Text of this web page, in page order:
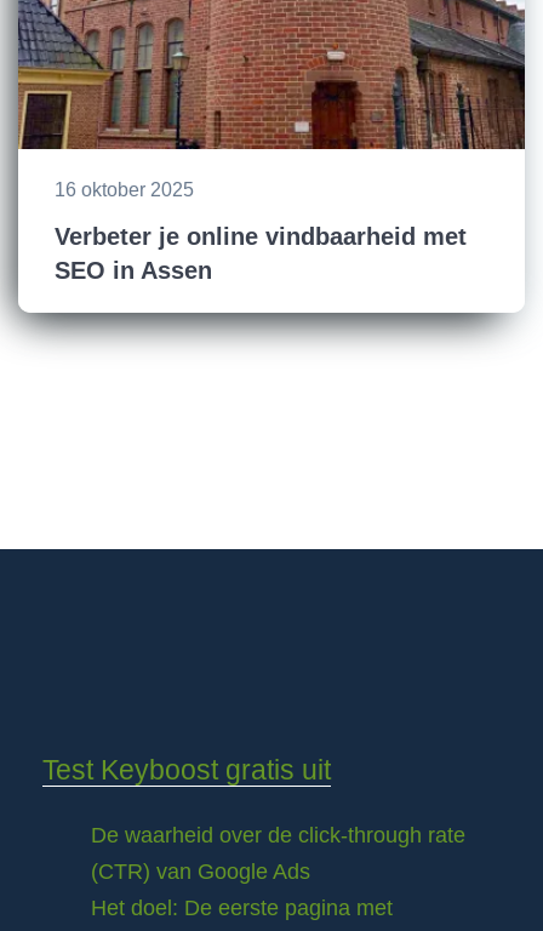
16 oktober 2025
Verbeter je online vindbaarheid met
SEO in Assen
Test Keyboost gratis uit
De waarheid over de click-through rate
(CTR) van Google Ads
Het doel: De eerste pagina met